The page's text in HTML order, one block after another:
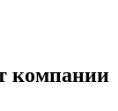
компании